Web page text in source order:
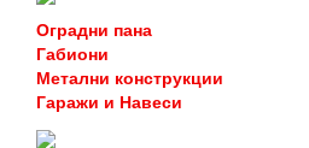
Оградни пана
Габиони
Метални конструкции
Гаражи и Навеси